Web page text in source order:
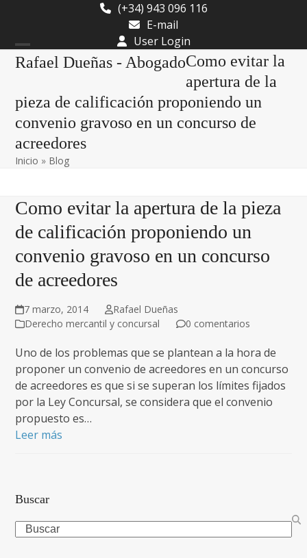
content
(+34) 943 096 116
E-mail
User Login
Rafael Dueñas - Abogado
Open
menu
Close
menu
Como evitar la
apertura de la
pieza de calificación proponiendo un
convenio gravoso en un concurso de
acreedores
Inicio » Blog
Como evitar la apertura de la pieza
de calificación proponiendo un
convenio gravoso en un concurso
de acreedores
7 marzo, 2014
Rafael Dueñas
Derecho mercantil y concursal
0 comentarios
Uno de los problemas que se plantean a la hora de
proponer un convenio de acreedores en un concurso
de acreedores es que si se superan los límites fijados
por la Ley Concursal, se considera que el convenio
propuesto es…
Leer más
Buscar
Search